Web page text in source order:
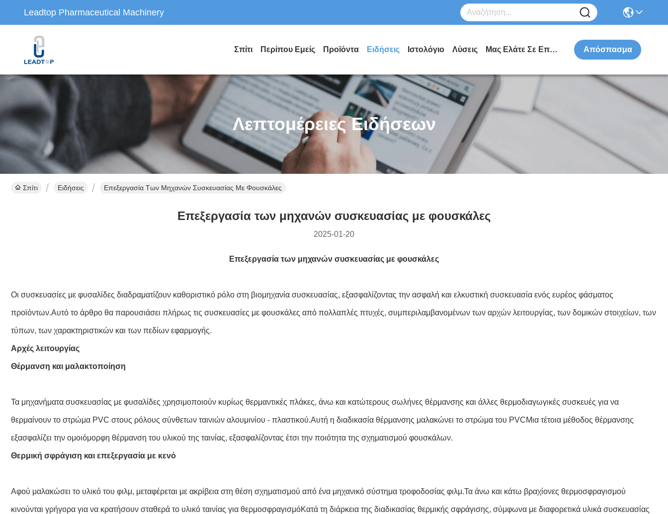
Leadtop Pharmaceutical Machinery
Σπίτι Περίπου Εμείς Προϊόντα Ειδήσεις Ιστολόγιο Λύσεις Μας Ελάτε Σε Επαφή Με Απόσπασμα
Λεπτομέρειες Ειδήσεων
Σπίτι Ειδήσεις Επεξεργασία Των Μηχανών Συσκευασίας Με Φουσκάλες
Επεξεργασία των μηχανών συσκευασίας με φουσκάλες
2025-01-20
Επεξεργασία των μηχανών συσκευασίας με φουσκάλες
Οι συσκευασίες με φυσαλίδες διαδραματίζουν καθοριστικό ρόλο στη βιομηχανία συσκευασίας, εξασφαλίζοντας την ασφαλή και ελκυστική συσκευασία ενός ευρέος φάσματος
προϊόντων.Αυτό το άρθρο θα παρουσιάσει πλήρως τις συσκευασίες με φουσκάλες από πολλαπλές πτυχές, συμπεριλαμβανομένων των αρχών λειτουργίας, των δομικών στοιχείων, των
τύπων, των χαρακτηριστικών και των πεδίων εφαρμογής.
Αρχές λειτουργίας
Θέρμανση και μαλακτοποίηση
Τα μηχανήματα συσκευασίας με φυσαλίδες χρησιμοποιούν κυρίως θερμαντικές πλάκες, άνω και κατώτερους σωλήνες θέρμανσης και άλλες θερμοδιαγωγικές συσκευές για να
θερμαίνουν το στρώμα PVC στους ρόλους σύνθετων ταινιών αλουμινίου - πλαστικού.Αυτή η διαδικασία θέρμανσης μαλακώνει το στρώμα του PVCΜια τέτοια μέθοδος θέρμανσης
εξασφαλίζει την ομοιόμορφη θέρμανση του υλικού της ταινίας, εξασφαλίζοντας έτσι την ποιότητα της σχηματισμού φουσκάλων.
Θερμική σφράγιση και επεξεργασία με κενό
Αφού μαλακώσει το υλικό του φιλμ, μεταφέρεται με ακρίβεια στη θέση σχηματισμού από ένα μηχανικό σύστημα τροφοδοσίας φιλμ.Τα άνω και κάτω βραχίονες θερμοσφραγισμού
κινούνται γρήγορα για να κρατήσουν σταθερά το υλικό ταινίας για θερμοσφραγισμόΚατά τη διάρκεια της διαδικασίας θερμικής σφράγισης, σύμφωνα με διαφορετικά υλικά συσκευασίας